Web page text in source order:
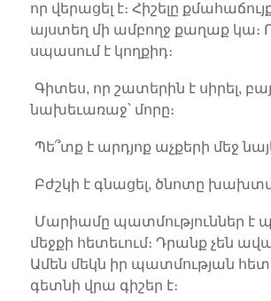
որ վերացել է։ Հիշելը քմահաճույք
այստեղ մի ամբողջ քաղաք կա։
սպասում է կողքիդ։
Գիտես, որ շատերին է սիրել,
նախեւառաջ՝ մորը։
Պե՞տք է արդյոք աչքերի մեջ
Բժշկի է գնացել, ծնոտը
Մարիամը պատմություններ է
մեջքի հետեւում։ Դրանք չեն
Ամեն մեկն իր պատմության հետ
գետնի վրա գիշեր է։